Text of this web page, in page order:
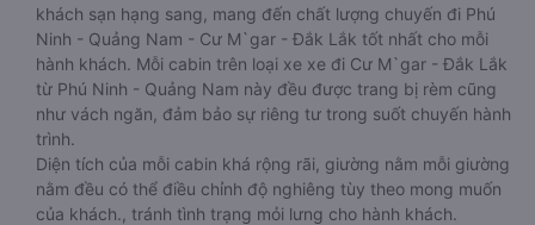
khách sạn hạng sang, mang đến chất lượng chuyến đi Phú
Ninh - Quảng Nam - Cư M`gar - Đắk Lắk tốt nhất cho mỗi
hành khách. Mỗi cabin trên loại xe xe đi Cư M`gar - Đắk Lắk
từ Phú Ninh - Quảng Nam này đều được trang bị rèm cũng
như vách ngăn, đảm bảo sự riêng tư trong suốt chuyến hành
trình.
Diện tích của mỗi cabin khá rộng rãi, giường nằm mỗi giường
nằm đều có thể điều chỉnh độ nghiêng tùy theo mong muốn
của khách., tránh tình trạng mỏi lưng cho hành khách.